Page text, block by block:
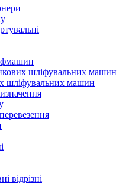
шліфувальних машин
шліфувальних машин
відрізні